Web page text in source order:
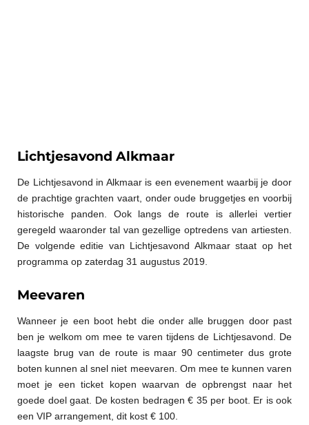
Lichtjesavond Alkmaar
De Lichtjesavond in Alkmaar is een evenement waarbij je door
de prachtige grachten vaart, onder oude bruggetjes en voorbij
historische panden. Ook langs de route is allerlei vertier
geregeld waaronder tal van gezellige optredens van artiesten.
De volgende editie van Lichtjesavond Alkmaar staat op het
programma op zaterdag 31 augustus 2019.
Meevaren
Wanneer je een boot hebt die onder alle bruggen door past
ben je welkom om mee te varen tijdens de Lichtjesavond. De
laagste brug van de route is maar 90 centimeter dus grote
boten kunnen al snel niet meevaren. Om mee te kunnen varen
moet je een ticket kopen waarvan de opbrengst naar het
goede doel gaat. De kosten bedragen € 35 per boot. Er is ook
een VIP arrangement, dit kost € 100.